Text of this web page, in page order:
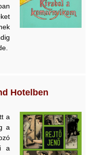
Hotelben
a
a
a